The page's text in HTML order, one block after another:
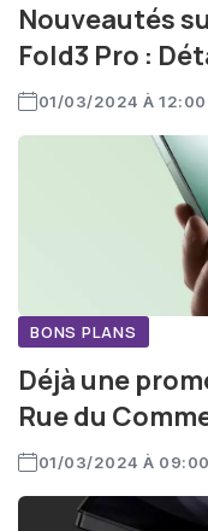
Nouveautés
Fold3 Pro :
01/03/2024 À 12:00
BONS PLANS
Déjà une
Rue du
01/03/2024 À 09:00